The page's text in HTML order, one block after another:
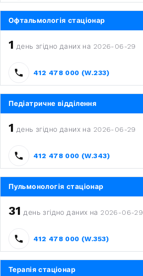
Офтальмологія стаціонар
1 день згідно даних на 2026-06-29
412 478 000 (W.233)
Педіатричне відділення
1 день згідно даних на 2026-06-29
412 478 000 (W.343)
Пульмонологія стаціонар
31 день згідно даних на 2026-06-29
412 478 000 (W.353)
Терапія стаціонар